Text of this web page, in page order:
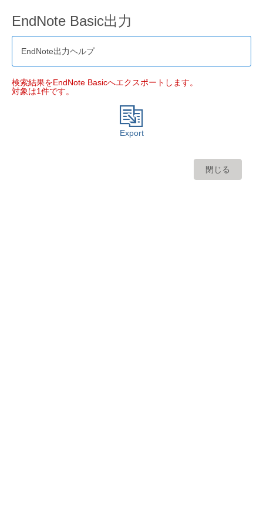
EndNote Basic出力
EndNote出力ヘルプ
検索結果をEndNote Basicへエクスポートします。
対象は1件です。
Export